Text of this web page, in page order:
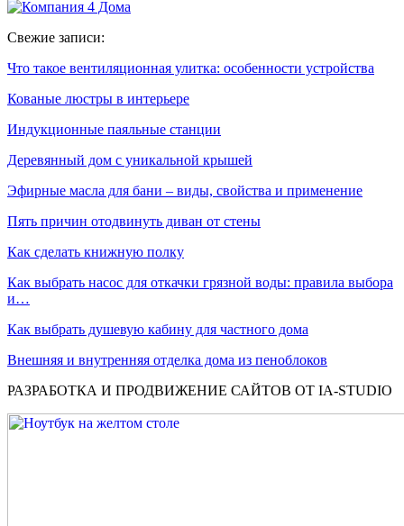
Свежие записи:
Что такое вентиляционная улитка: особенности устройства
Кованые люстры в интерьере
Индукционные паяльные станции
Деревянный дом с уникальной крышей
Эфирные масла для бани – виды, свойства и применение
Пять причин отодвинуть диван от стены
Как сделать книжную полку
Как выбрать насос для откачки грязной воды: правила выбора
и…
Как выбрать душевую кабину для частного дома
Внешняя и внутренняя отделка дома из пеноблоков
РАЗРАБОТКА И ПРОДВИЖЕНИЕ САЙТОВ ОТ IA-STUDIO